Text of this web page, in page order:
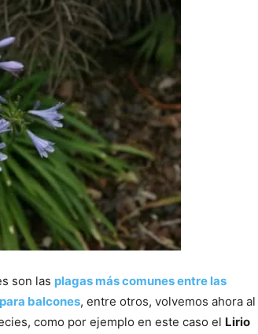
son las plagas más comunes entre las
balcones, entre otros, volvemos ahora al
como por ejemplo en este caso el Lirio